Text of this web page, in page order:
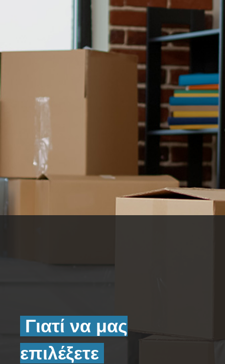
Γιατί να μας
επιλέξετε